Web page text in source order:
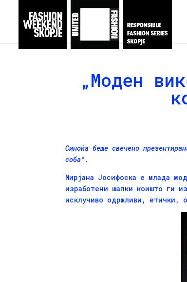
„Моден
Синоќа беше свечено
соба“.
Мирјана Јосифоска е млада
изработени шапки коишто ги
исклучиво одржливи, етички,